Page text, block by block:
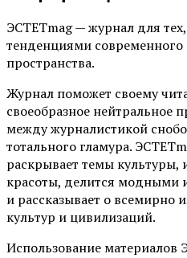
ЭСТЕТmag — журнал для тех,
тенденциями современного
пространства.
Журнал поможет своему
своеобразное нейтральное
между журналистикой
тотального гламура.
раскрывает темы культуры,
красоты, делится модными
и рассказывает о всемирно
культур и цивилизаций.
Использование материалов